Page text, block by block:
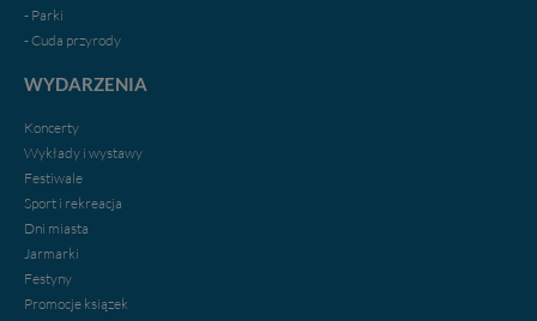
- Parki
- Cuda przyrody
WYDARZENIA
Koncerty
Wykłady i wystawy
Festiwale
Sport i rekreacja
Dni miasta
Jarmarki
Festyny
Promocje ksiązek